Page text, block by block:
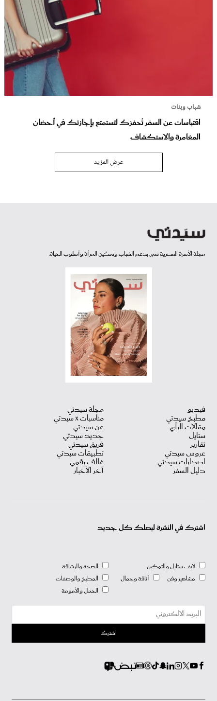
شباب وبنات
اقتباسات عن السفر تُحفزك لتستمتع بإجازتك في أحضان
المغامرة والاستكشاف
عرض المزيد
مجلة الأسرة العصرية تعنى بدعم الشباب وتمكين المرأة وأسلوب الحياة.
فيديو
مطبخ سيدتي
مقالات الرأي
ستايل
تقارير
عروس سيدتي
اصدارات سيدتي
دليل السفر
مجلة سيدتي
مناسبات X سيدتي
عن سيدتي
جديد سيدتي
فريق سيدتي
تطبيقات سيدتي
غلاف رقمي
آخر الأخبار
اشترك في النشرة ليصلك كل جديد
لايف ستايل والتمكين
مشاهير وفن
أناقة وجمال
الصحة والرشاقة
المطبخ والوصفات
الحمل والأمومة